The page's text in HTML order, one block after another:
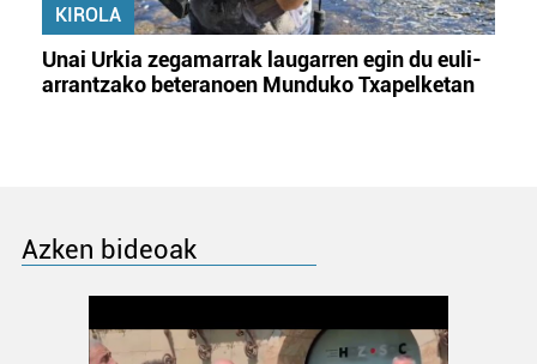
KIROLA
Unai Urkia zegamarrak laugarren egin du euli-
arrantzako beteranoen Munduko Txapelketan
Azken bideoak